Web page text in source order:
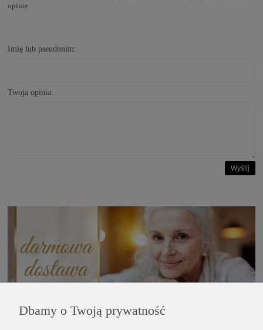
opinie
Imię lub pseudonim:
Twoja opinia:
Wyślij
Dbamy o Twoją prywatność